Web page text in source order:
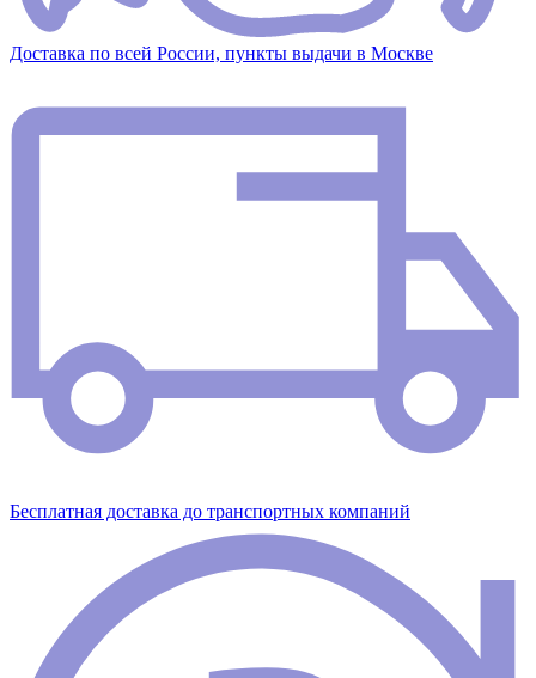
Доставка по всей России, пункты выдачи в Москве
Бесплатная доставка до транспортных компаний